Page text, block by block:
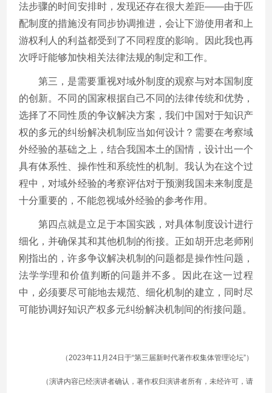
法步骤的时间安排时，发现还存在很大差距——由于匹
配制度的措施没有同步协调推进，会让下游使用者和上
游权利人的利益都受到了不同程度的影响。因此我也再
次呼吁能够加快相关法律法规的制定和工作。
第三，是需要重视对域外制度的观察与对本国制度
的创新。不同的国家根据自己不同的法律传统和优势，
选择了不同性质的争议解决方案，我们中国对于知识产
权的多元的纠纷解决机制应当如何设计？需要在考察域
外经验的基础之上，结合我国本土的国情，设计出一个
具有体系性、操作性和系统性的机制。我认为在这个过
程中，对域外经验的考察评估对于预测我国未来制度是
十分重要的，不能忽视域外经验的参考作用。
第四点就是立足于本国实践，对具体制度设计进行
细化，并确保其和其他机制的衔接。正如胡开忠老师刚
刚指出的，许多争议解决机制的问题都是操作性问题，
法学学理和价值判断的问题并不多。因此在这一过程
中，必须要尽可能地去规范、细化机制的建立，同时尽
可能协调好知识产权多元纠纷解决机制间的衔接问题。
（2023年11月24日于“第三届新时代著作权集体管理论坛”）
（演讲内容已经演讲者确认，著作权归演讲者所有，未经许可，请